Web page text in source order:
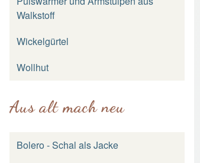
Walkstoff
Wickelgürtel
Wollhut
Aus alt mach neu
Bolero - Schal als Jacke